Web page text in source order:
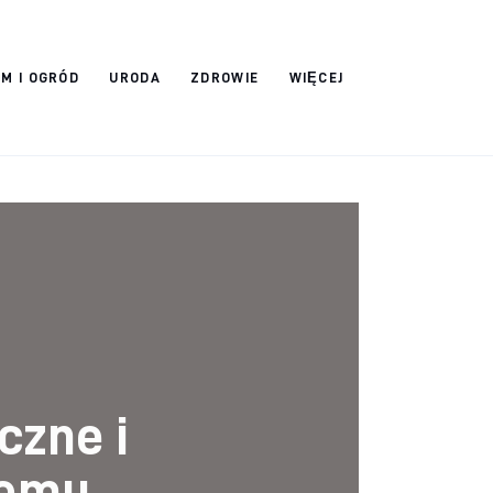
I OGRÓD URODA ZDROWIE WIĘCEJ
i